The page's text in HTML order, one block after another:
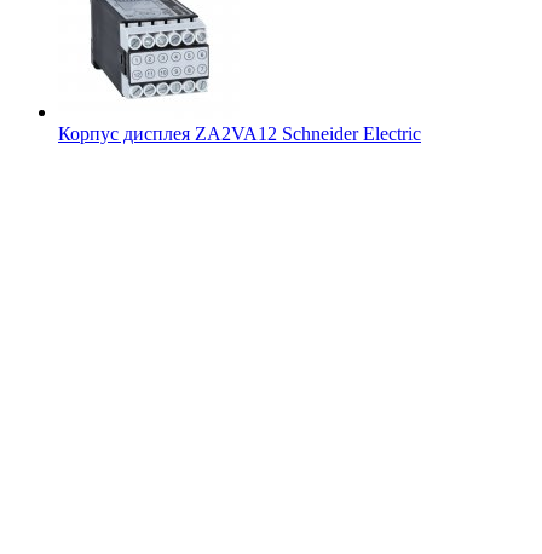
Корпус дисплея ZA2VA12 Schneider Electric